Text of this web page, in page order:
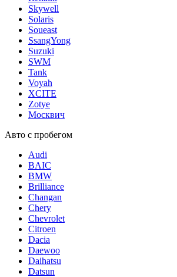
Skywell
Solaris
Soueast
SsangYong
Suzuki
SWM
Tank
Voyah
XCITE
Zotye
Москвич
Авто с пробегом
Audi
BAIC
BMW
Brilliance
Changan
Chery
Chevrolet
Citroen
Dacia
Daewoo
Daihatsu
Datsun